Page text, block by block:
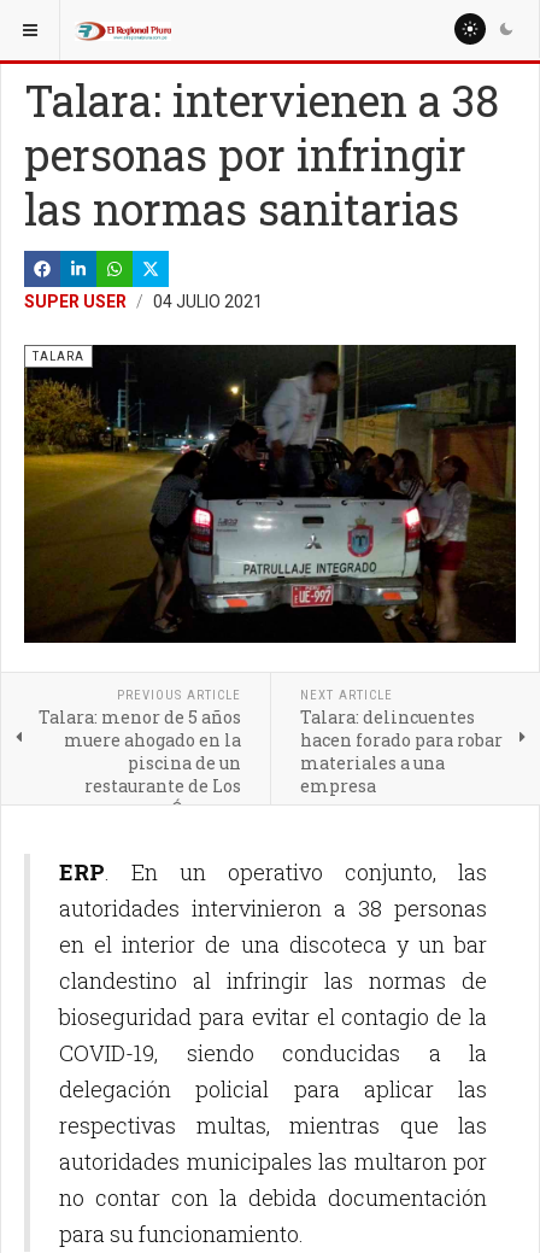
ESTÁ AQUÍ: REGIÓN PIURA
Talara: intervienen a 38
personas por infringir
las normas sanitarias
SUPER USER 04 JULIO 2021
TALARA
PREVIOUS ARTICLE
Talara: menor de 5 años
muere ahogado en la
piscina de un
restaurante de Los
Órganos
NEXT ARTICLE
Talara: delincuentes
hacen forado para robar
materiales a una
empresa
ERP. En un operativo conjunto, las
autoridades intervinieron a 38 personas
en el interior de una discoteca y un bar
clandestino al infringir las normas de
bioseguridad para evitar el contagio de la
COVID-19, siendo conducidas a la
delegación policial para aplicar las
respectivas multas, mientras que las
autoridades municipales las multaron por
no contar con la debida documentación
para su funcionamiento.